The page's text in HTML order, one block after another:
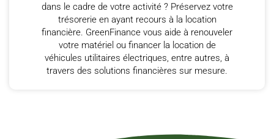
dans le cadre de votre activité ? Préservez votre
trésorerie en ayant recours à la location
financière. GreenFinance vous aide à renouveler
votre matériel ou financer la location de
véhicules utilitaires électriques, entre autres, à
travers des solutions financières sur mesure.